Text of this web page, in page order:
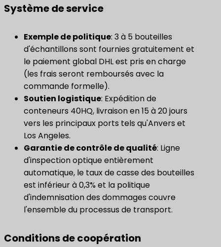
Système de service
​Exemple de politique​: 3 à 5 bouteilles
d'échantillons sont fournies gratuitement et
le paiement global DHL est pris en charge
(les frais seront remboursés avec la
commande formelle).
Soutien logistique: Expédition de
conteneurs 40HQ, livraison en 15 à 20 jours
vers les principaux ports tels qu'Anvers et
Los Angeles.
Garantie de contrôle de qualité: Ligne
d'inspection optique entièrement
automatique, le taux de casse des bouteilles
est inférieur à 0,3% et la politique
d'indemnisation des dommages couvre
l'ensemble du processus de transport.
Conditions de coopération